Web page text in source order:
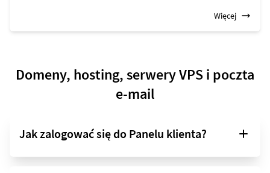
Więcej
Domeny, hosting, serwery VPS i poczta
e-mail
Jak zalogować się do Panelu klienta?